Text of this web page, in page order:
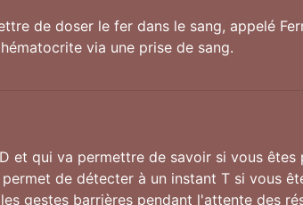
de doser le fer dans le sang, appelé
via une prise de sang.
et qui va permettre de savoir si vous
de détecter à un instant T si vous
gestes barrières pendant l'attente des